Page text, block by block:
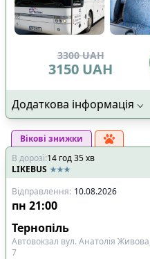
3300 UAH
3150 UAH
Додаткова інформація
Вікові знижки
В дорозі:14 год35хв
LIKEBUS
Відправлення: 10.08.2026
пн 21:00
Тернопіль
Автовокзал вул. Анатолія Живова,
7